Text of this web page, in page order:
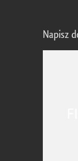
Napisz